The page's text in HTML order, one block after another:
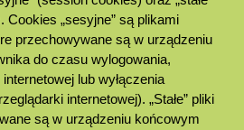
Cookies „sesyjne” są plikami
przechowywane są w urządzeniu
do czasu wylogowania,
lub wyłączenia
internetowej). „Stałe” pliki
są w urządzeniu końcowym